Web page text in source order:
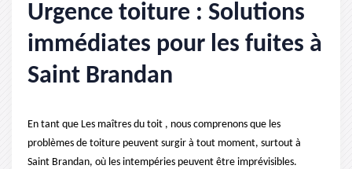
Urgence toiture : Solutions
immédiates pour les fuites à
Saint Brandan
En tant que Les maîtres du toit , nous comprenons que les
problèmes de toiture peuvent surgir à tout moment, surtout à
Saint Brandan, où les intempéries peuvent être imprévisibles.